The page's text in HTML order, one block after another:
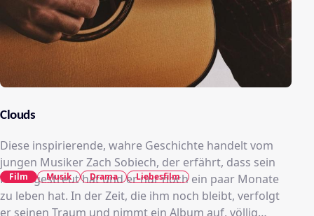
Clouds
Diese inspirierende, wahre Geschichte handelt vom
jungen Musiker Zach Sobiech, der erfährt, dass sein
Krebs gestreut hat und er nur noch ein paar Monate
zu leben hat. In der Zeit, die ihm noch bleibt, verfolgt
er seinen Traum und nimmt ein Album auf, völlig
Film Musik Drama Liebesfilm